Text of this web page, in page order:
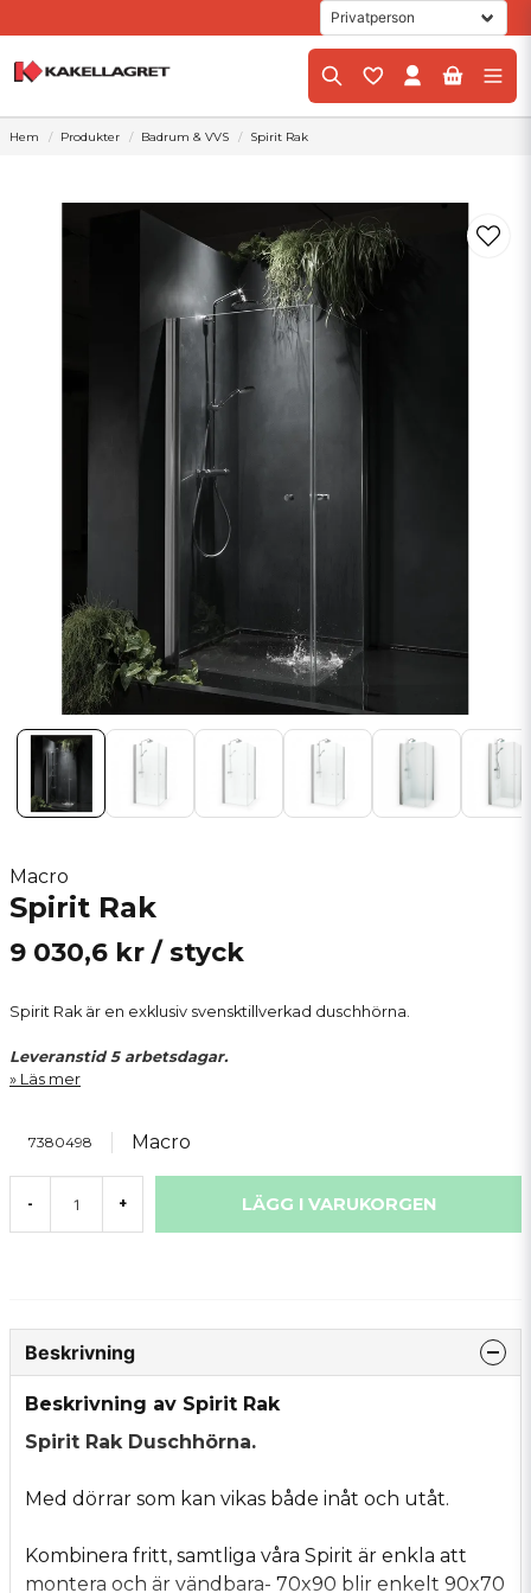
Hem Produkter Badrum & VVS Spirit Rak
Macro
Spirit Rak
9 030,6 kr / styck
Spirit Rak är en exklusiv svensktillverkad duschhörna.
Leveranstid 5 arbetsdagar.
Läs mer
7380498 Macro
- + LÄGG I VARUKORGEN
Beskrivning
Beskrivning av Spirit Rak
Spirit Rak Duschhörna.
Med dörrar som kan vikas både inåt och utåt.
Kombinera fritt, samtliga våra Spirit är enkla att
montera och är vändbara- 70x90 blir enkelt 90x70